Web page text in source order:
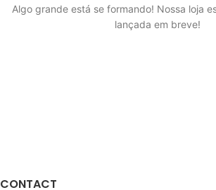
Algo grande está se formando! Nossa loja
lançada em breve!
CONTACT